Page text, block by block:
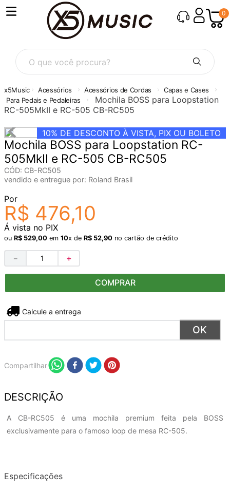
0
O que você procura?
Acessórios Acessórios de Cordas
Capas e Cases
Para Pedais e Pedaleiras
Mochila BOSS para Loopstation
RC-505MkII e RC-505 CB-RC505
10% DE DESCONTO À VISTA, PIX OU BOLETO
Mochila BOSS para Loopstation RC-
505MkII e RC-505 CB-RC505
CÓD: CB-RC505
vendido e entregue por: Roland Brasil
Por
R$ 476,10
Á vista no PIX
ou R$ 529,00 em 10x de R$ 52,90 no cartão de crédito
＋
－
COMPRAR
Não sei meu CEP
Compartilhar
DESCRIÇÃO
A CB-RC505 é uma mochila premium feita pela BOSS
exclusivamente para o famoso loop de mesa RC-505.
Especificações